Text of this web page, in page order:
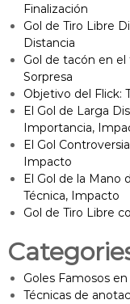
Finalización
Gol de Tiro Libre
Distancia
Gol de tacón en el
Sorpresa
Objetivo del Flick:
El Gol de Larga
Importancia,
El Gol
Impacto
El Gol de la Mano
Técnica, Impacto
Gol de Tiro Libre
Goles Famosos
Técnicas de